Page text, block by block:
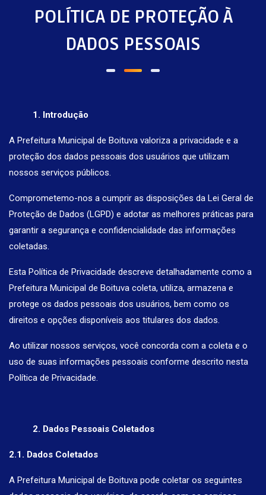
POLÍTICA DE PROTEÇÃO À
DADOS PESSOAIS
1. Introdução
A Prefeitura Municipal de Boituva valoriza a privacidade e a
proteção dos dados pessoais dos usuários que utilizam
nossos serviços públicos.
Comprometemo-nos a cumprir as disposições da Lei Geral de
Proteção de Dados (LGPD) e adotar as melhores práticas para
garantir a segurança e confidencialidade das informações
coletadas.
Esta Política de Privacidade descreve detalhadamente como a
Prefeitura Municipal de Boituva coleta, utiliza, armazena e
protege os dados pessoais dos usuários, bem como os
direitos e opções disponíveis aos titulares dos dados.
Ao utilizar nossos serviços, você concorda com a coleta e o
uso de suas informações pessoais conforme descrito nesta
Política de Privacidade.
2. Dados Pessoais Coletados
2.1. Dados Coletados
A Prefeitura Municipal de Boituva pode coletar os seguintes